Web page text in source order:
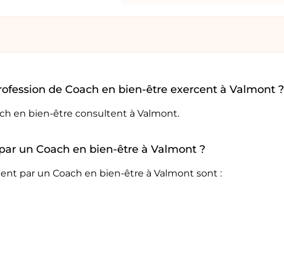
de Coach en bien-être exercent à Valmont ?
en bien-être consultent à Valmont.
un Coach en bien-être à Valmont ?
par un Coach en bien-être à Valmont sont :